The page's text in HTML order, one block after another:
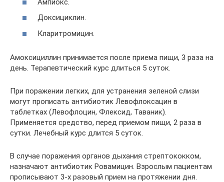
Доксициклин.
Кларитромицин.
Амоксициллин принимается после приема пищи, 3 раза на
день. Терапевтический курс длиться 5 суток.
При поражении легких, для устранения зеленой слизи
могут прописать антибиотик Левофлоксацин в
таблетках (Левофлоцин, Флексид, Таваник).
Применяется средство, перед приемом пищи, 2 раза в
сутки. Лечебный курс длится 5 суток.
В случае поражения органов дыхания стрептококком,
назначают антибиотик Ровамицин. Взрослым пациентам
прописывают 3-х разовый прием на протяжении дня.